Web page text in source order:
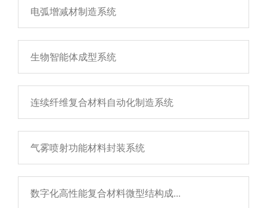
电弧增减材制造系统
生物智能体成型系统
连续纤维复合材料自动化制造系统
气雾喷射功能材料封装系统
数字化高性能复合材料微型结构成...